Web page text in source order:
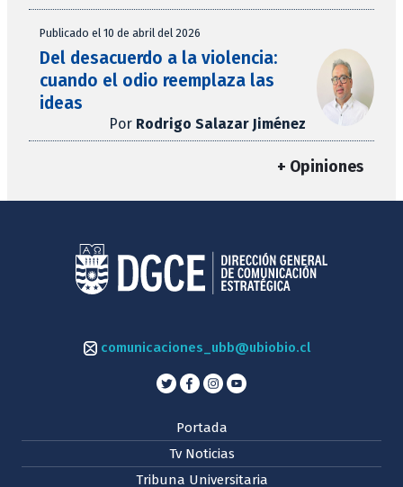
Publicado el 10 de abril del 2026
Del desacuerdo a la violencia:
cuando el odio reemplaza las
ideas
Por Rodrigo Salazar Jiménez
+ Opiniones
comunicaciones_ubb@ubiobio.cl
Portada
Tv Noticias
Tribuna Universitaria